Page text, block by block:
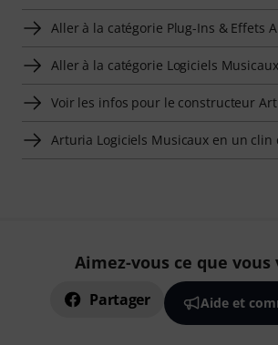
Aller à la catégorie Plug-Ins & Effets
Aller à la catégorie Logiciels Musicaux
Voir les infos pour le constructeur
Arturia Logiciels Musicaux en un clin
Aimez-vous ce que vous
Partager Aide et